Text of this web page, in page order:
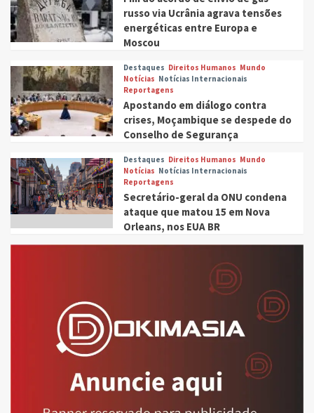
russo via Ucrânia agrava tensões
energéticas entre Europa e
Moscou
Destaques Direitos Humanos Mundo
Notícias Notícias Internacionais
Reportagens
Apostando em diálogo contra
crises, Moçambique se despede do
Conselho de Segurança
Destaques Direitos Humanos Mundo
Notícias Notícias Internacionais
Reportagens
Secretário-geral da ONU condena
ataque que matou 15 em Nova
Orleans, nos EUA BR